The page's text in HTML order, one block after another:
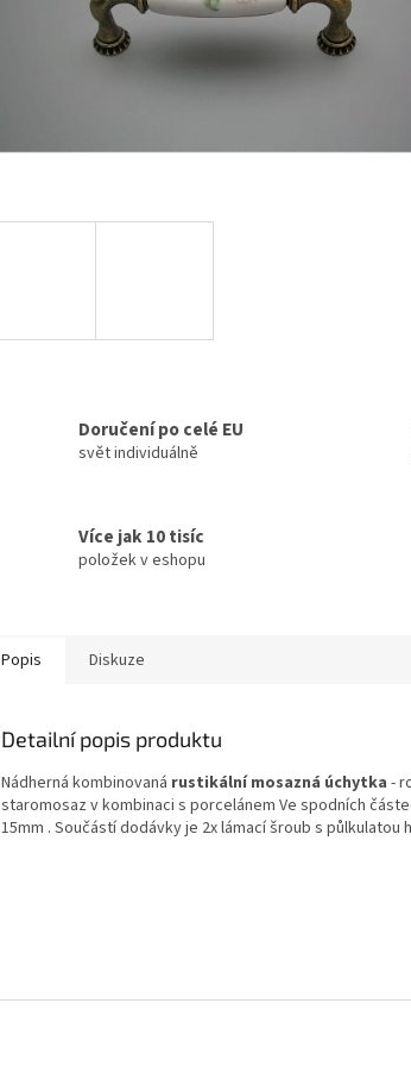
Doručení po celé EU
svět individuálně
Více jak 10 tisíc
položek v eshopu
Popis Diskuze
Detailní popis produktu
Nádherná kombinovaná rustikální mosazná úchytka -
staromosaz v kombinaci s porcelánem Ve spodních
15mm . Součástí dodávky je 2x lámací šroub s půlkulatou